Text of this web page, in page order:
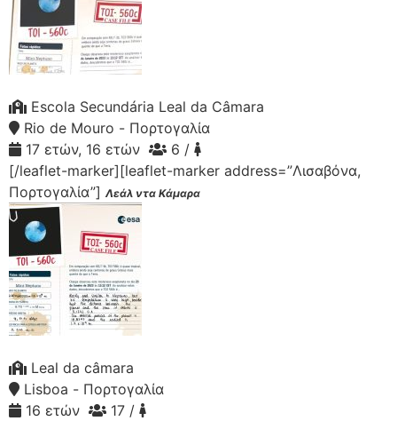
Escola Secundária Leal da Câmara
Rio de Mouro - Πορτογαλία
17 ετών, 16 ετών
6 /
[/leaflet-marker][leaflet-marker address=”Λισαβόνα,
Πορτογαλία”] Λεάλ ντα Κάμαρα
Leal da câmara
Lisboa - Πορτογαλία
16 ετών
17 /